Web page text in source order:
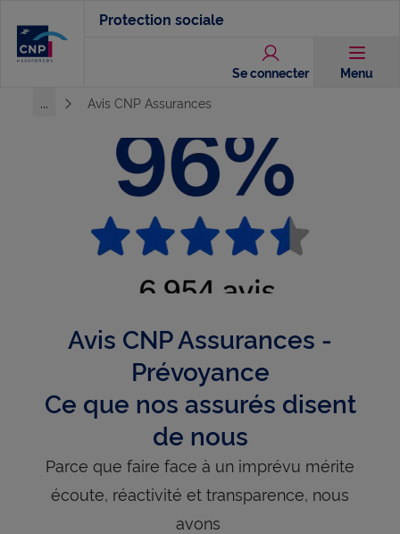
contenu
Protection sociale
Se connecter Menu
...
Avis CNP Assurances
Avis CNP Assurances -
Prévoyance
Ce que nos assurés disent
de nous
Parce que faire face à un imprévu mérite
écoute, réactivité et transparence, nous
avons